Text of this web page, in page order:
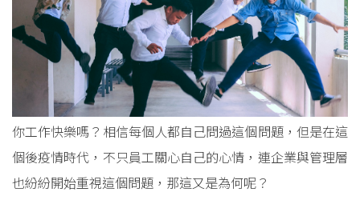
你工作快樂嗎？相信每個人都自己問過這個問題，但是在這
個後疫情時代，不只員工關心自己的心情，連企業與管理層
也紛紛開始重視這個問題，那這又是為何呢？